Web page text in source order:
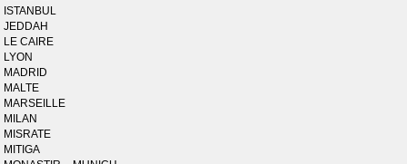
ISTANBUL
JEDDAH
LE CAIRE
LYON
MADRID
MALTE
MARSEILLE
MILAN
MISRATE
MITIGA